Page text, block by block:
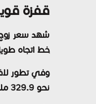
قفزة قوية لبيتكوين
خط اتجاه
نحو 329.9 مليون دولار خلال أسبوع واحد، مستفيدة من مستويات سعرية أدنى مقارنة بالأسعار الحالية.